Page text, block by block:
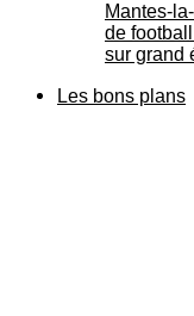
Mantes-
de
sur grand
Les bons plans